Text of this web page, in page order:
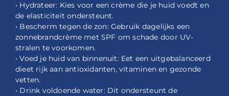
• Hydrateer: Kies voor een crème die je huid voedt en
de elasticiteit ondersteunt.
• Bescherm tegen de zon: Gebruik dagelijks een
zonnebrandcrème met SPF om schade door UV-
stralen te voorkomen.
• Voed je huid van binnenuit: Eet een uitgebalanceerd
dieet rijk aan antioxidanten, vitaminen en gezonde
vetten.
• Drink voldoende water: Dit ondersteunt de